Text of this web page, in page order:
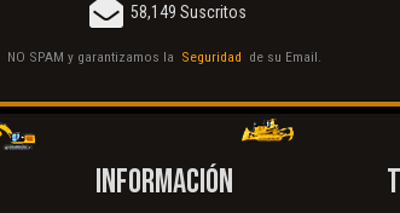
58,149 Suscritos
NO SPAM y garantizamos la Seguridad de su Email.
INFORMACIÓN